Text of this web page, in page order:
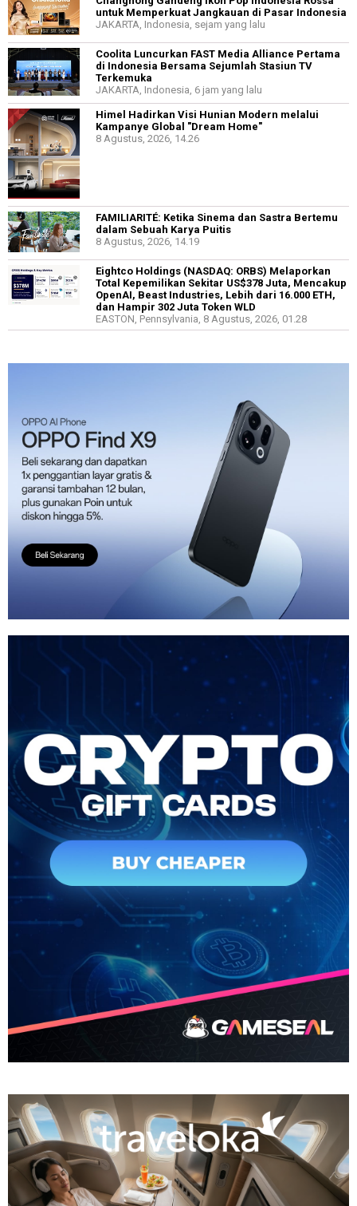
untuk Memperkuat Jangkauan di Pasar Indonesia
JAKARTA, Indonesia, sejam yang lalu
Coolita Luncurkan FAST Media Alliance Pertama
di Indonesia Bersama Sejumlah Stasiun TV
Terkemuka
JAKARTA, Indonesia, 6 jam yang lalu
Himel Hadirkan Visi Hunian Modern melalui
Kampanye Global "Dream Home"
8 Agustus, 2026, 14.26
FAMILIARITÉ: Ketika Sinema dan Sastra Bertemu
dalam Sebuah Karya Puitis
8 Agustus, 2026, 14.19
Eightco Holdings (NASDAQ: ORBS) Melaporkan
Total Kepemilikan Sekitar US$378 Juta, Mencakup
OpenAI, Beast Industries, Lebih dari 16.000 ETH,
dan Hampir 302 Juta Token WLD
EASTON, Pennsylvania, 8 Agustus, 2026, 01.28